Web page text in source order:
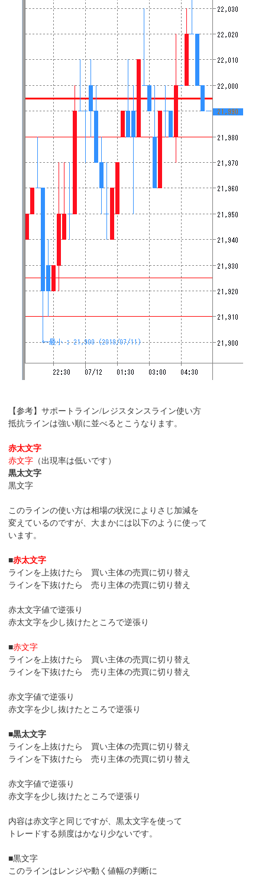
【参考】サポートライン/レジスタンスライン使い方
抵抗ラインは強い順に並べるとこうなります。
赤太文字
赤文字 （出現率は低いです）
黒太文字
黒文字
このラインの使い方は相場の状況によりさじ加減を
変えているのですが、大まかには以下のように使って
います。
■赤太文字
ラインを上抜けたら 買い主体の売買に切り替え
ラインを下抜けたら 売り主体の売買に切り替え
赤太文字値で逆張り
赤太文字を少し抜けたところで逆張り
■赤文字
ラインを上抜けたら 買い主体の売買に切り替え
ラインを下抜けたら 売り主体の売買に切り替え
赤文字値で逆張り
赤文字を少し抜けたところで逆張り
■黒太文字
ラインを上抜けたら 買い主体の売買に切り替え
ラインを下抜けたら 売り主体の売買に切り替え
赤文字値で逆張り
赤文字を少し抜けたところで逆張り
内容は赤文字と同じですが、黒太文字を使って
トレードする頻度はかなり少ないです。
■黒文字
このラインはレンジや動く値幅の判断に